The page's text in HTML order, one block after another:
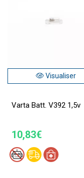
Visualiser
Varta Batt. V392 1,5v
10,83€